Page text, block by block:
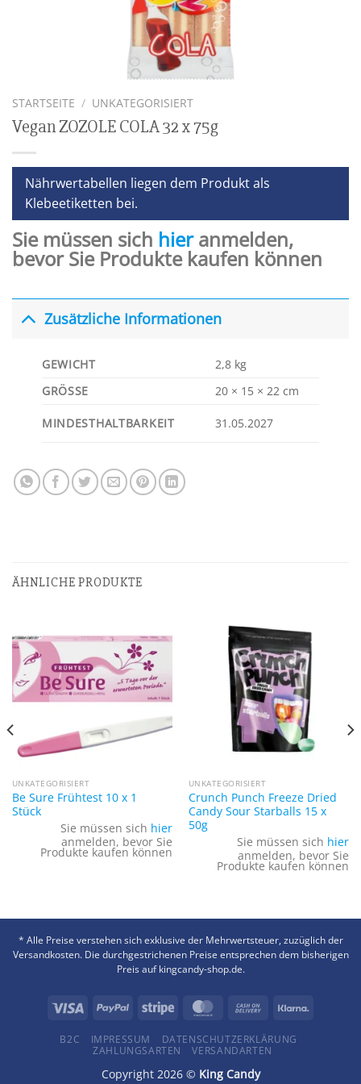
STARTSEITE / UNKATEGORISIERT
Vegan ZOZOLE COLA 32 x 75g
Nährwertabellen liegen dem Produkt als
Klebeetiketten bei.
Sie müssen sich hieranmelden,
bevor Sie Produkte kaufen können
Zusätzliche Informationen
GEWICHT
2,8 kg
GRÖSSE
20 × 15 × 22 cm
MINDESTHALTBARKEIT 31.05.2027
ÄHNLICHE PRODUKTE
UNKATEGORISIERT
Be Sure Frühtest 10 x 1
Stück
Sie müssen sich hier
anmelden, bevor Sie
Produkte kaufen können
UNKATEGORISIERT
Crunch Punch Freeze Dried
Candy Sour Starballs 15 x
50g
Sie müssen sich hier
anmelden, bevor Sie
Produkte kaufen können
* Alle Preise verstehen sich exklusive der Mehrwertsteuer, zuzüglich der
Versandkosten. Die durchgestrichenen Preise entsprechen dem bisherigen
Preis auf kingcandy-shop.de.
B2C IMPRESSUM
DATENSCHUTZERKLÄRUNG
ZAHLUNGSARTEN
VERSANDARTEN
Copyright 2026 © King Candy